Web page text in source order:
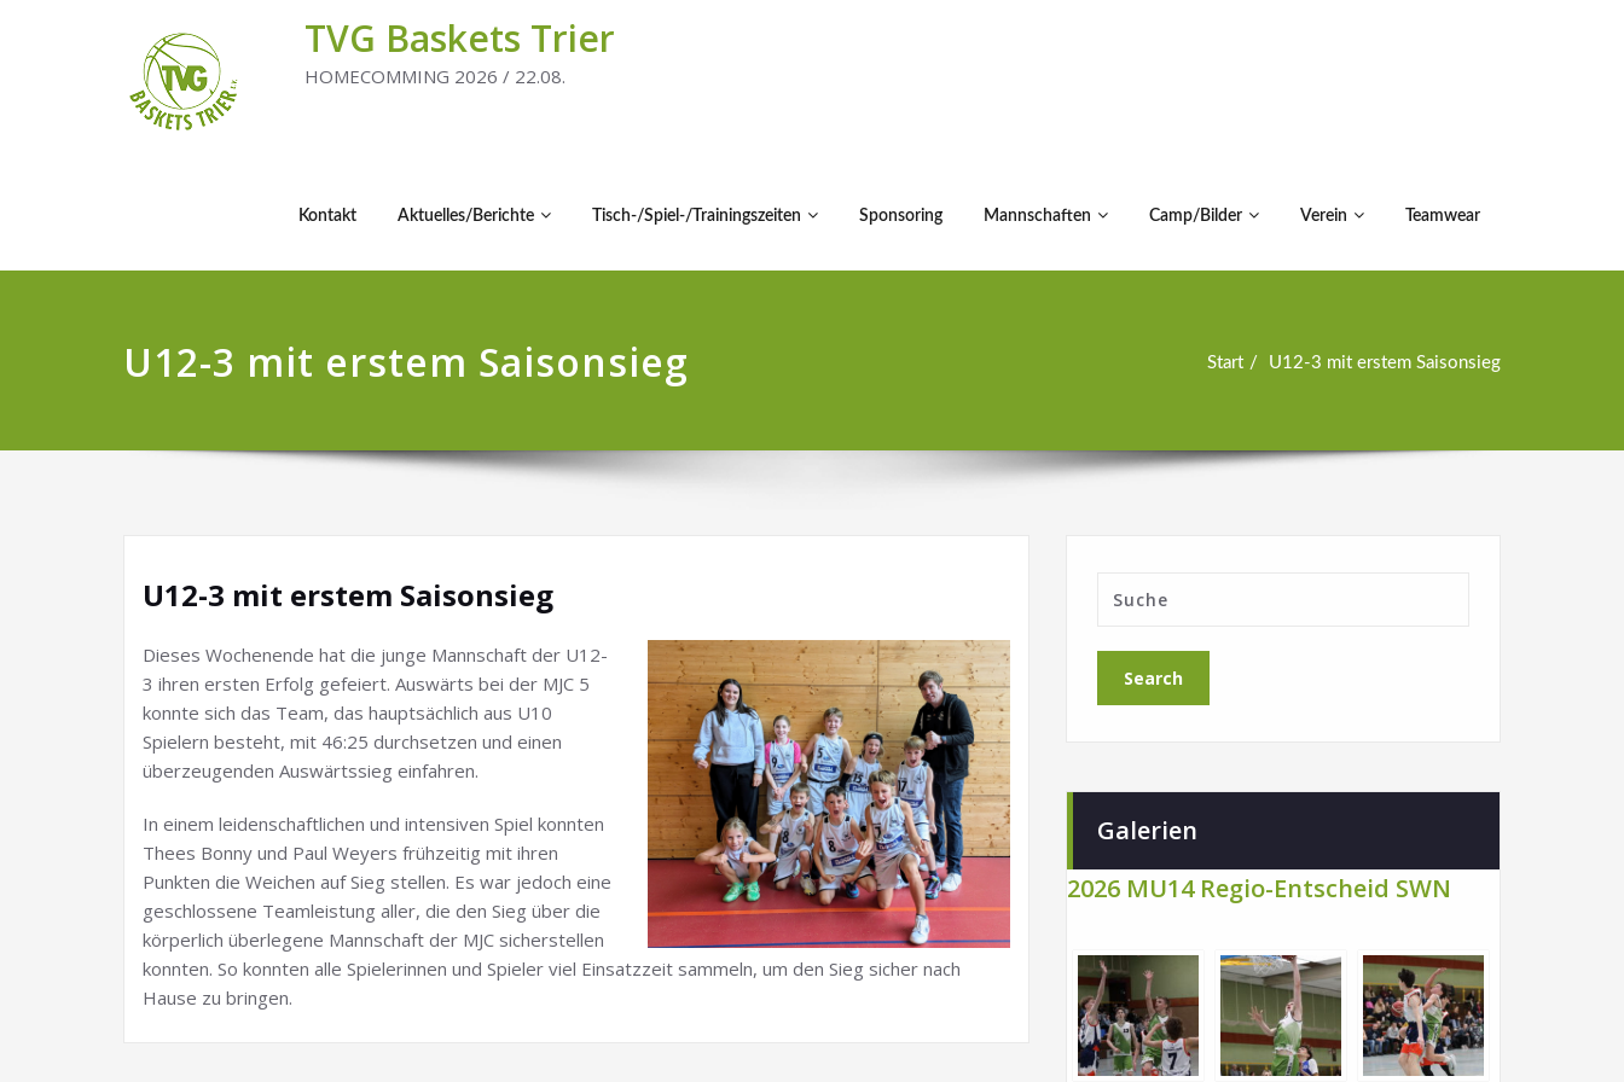
TVG Baskets Trier
HOMECOMMING 2026 / 22.08.
Kontakt Aktuelles/Berichte Tisch-/Spiel-/Trainingszeiten Sponsoring Mannschaften Camp/Bilder Verein Teamwear
U12-3 mit erstem Saisonsieg Start U12-3 mit erstem Saisonsieg
U12-3 mit erstem Saisonsieg
Dieses Wochenende hat die junge Mannschaft der U12-
3 ihren ersten Erfolg gefeiert. Auswärts bei der MJC 5
konnte sich das Team, das hauptsächlich aus U10
Spielern besteht, mit 46:25 durchsetzen und einen
überzeugenden Auswärtssieg einfahren.
In einem leidenschaftlichen und intensiven Spiel konnten
Thees Bonny und Paul Weyers frühzeitig mit ihren
Punkten die Weichen auf Sieg stellen. Es war jedoch eine
geschlossene Teamleistung aller, die den Sieg über die
körperlich überlegene Mannschaft der MJC sicherstellen
konnten. So konnten alle Spielerinnen und Spieler viel Einsatzzeit sammeln, um den Sieg sicher nach
Hause zu bringen.
Galerien
2026 MU14 Regio-Entscheid SWN